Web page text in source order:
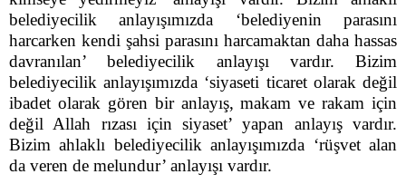
belediyecilik anlayışımızda ‘belediyenin parasını
harcarken kendi şahsi parasını harcamaktan daha hassas
davranılan’ belediyecilik anlayışı vardır. Bizim
belediyecilik anlayışımızda ‘siyaseti ticaret olarak değil
ibadet olarak gören bir anlayış, makam ve rakam için
değil Allah rızası için siyaset’ yapan anlayış vardır.
Bizim ahlaklı belediyecilik anlayışımızda ‘rüşvet alan
da veren de melundur’ anlayışı vardır.